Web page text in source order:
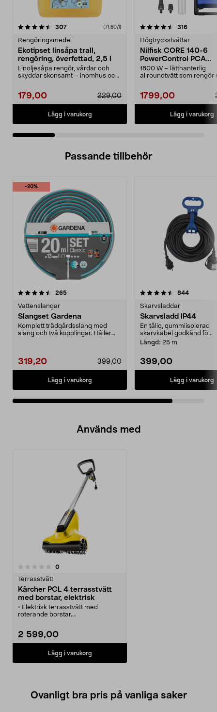
307recensioner (71,60/l)
Rengöringsmedel
Ekotipset linsåpa trall,
rengöring, överfettad, 2,5 l
Linoljesåpa rengör, vårdar och
skyddar skonsamt – inomhus och
179,00 229,00
Lägg i varukorg
4.5 av 5 stjärnor 316
Högtryckstvättar
Nilfisk CORE 140-6
PowerControl PCA
högtryckstvätt
1800 W – lätthanterlig
allroundtvätt som rengör
1799,00
Lägg i varukorg
4.5 av 5 stjärnor
Passande tillbehör
-20%
265recensioner
Vattenslangar
Slangset Gardena
Komplett trädgårdsslang med
slang och två kopplingar. Håller
399,00
319,20
Lägg i varukorg
4.5av 5 stjärnor 844
Skarvsladdar
Skarvsladd IP44
En tålig, gummiisolerad
skarvkabel godkänd fö...
Längd: 25 m
399,00
Lägg i varukorg
Används med
0recensioner
Terrasstvätt
Kärcher PCL 4 terrasstvätt
med borstar, elektrisk
• Elektrisk terrasstvätt med
roterande borstar.
• Anslut terrassborsten till
trädgårdsslangen och börja städa.
• Kärcher PCL 4 rengör utan att
använda mer vatten än
2 599,00
Lägg i varukorg
Ovanligt bra pris på vanliga saker